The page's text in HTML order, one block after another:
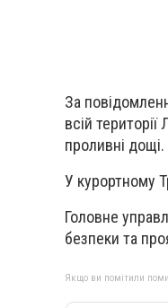
За
всій
проливні дощі.
У курортному
Головне
безпеки та
Якщо ви помітили